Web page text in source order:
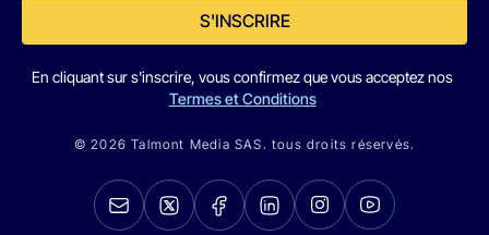
S'INSCRIRE
En cliquant sur s'inscrire, vous confirmez que vous acceptez nos
Termes et Conditions
© 2026 Talmont Media SAS. tous droits réservés.